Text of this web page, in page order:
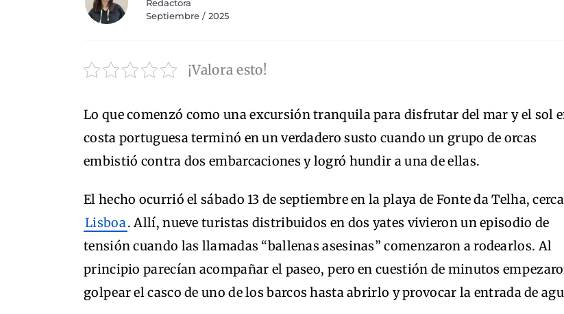
Redactora
Septiembre / 2025
¡Valora esto!
Lo que comenzó como una excursión tranquila para disfrutar del mar y el sol
costa portuguesa terminó en un verdadero susto cuando un grupo de orcas
embistió contra dos embarcaciones y logró hundir a una de ellas.
El hecho ocurrió el sábado 13 de septiembre en la playa de Fonte da Telha,
Lisboa. Allí, nueve turistas distribuidos en dos yates vivieron un episodio de
tensión cuando las llamadas “ballenas asesinas” comenzaron a rodearlos. Al
principio parecían acompañar el paseo, pero en cuestión de minutos
golpear el casco de uno de los barcos hasta abrirlo y provocar la entrada de